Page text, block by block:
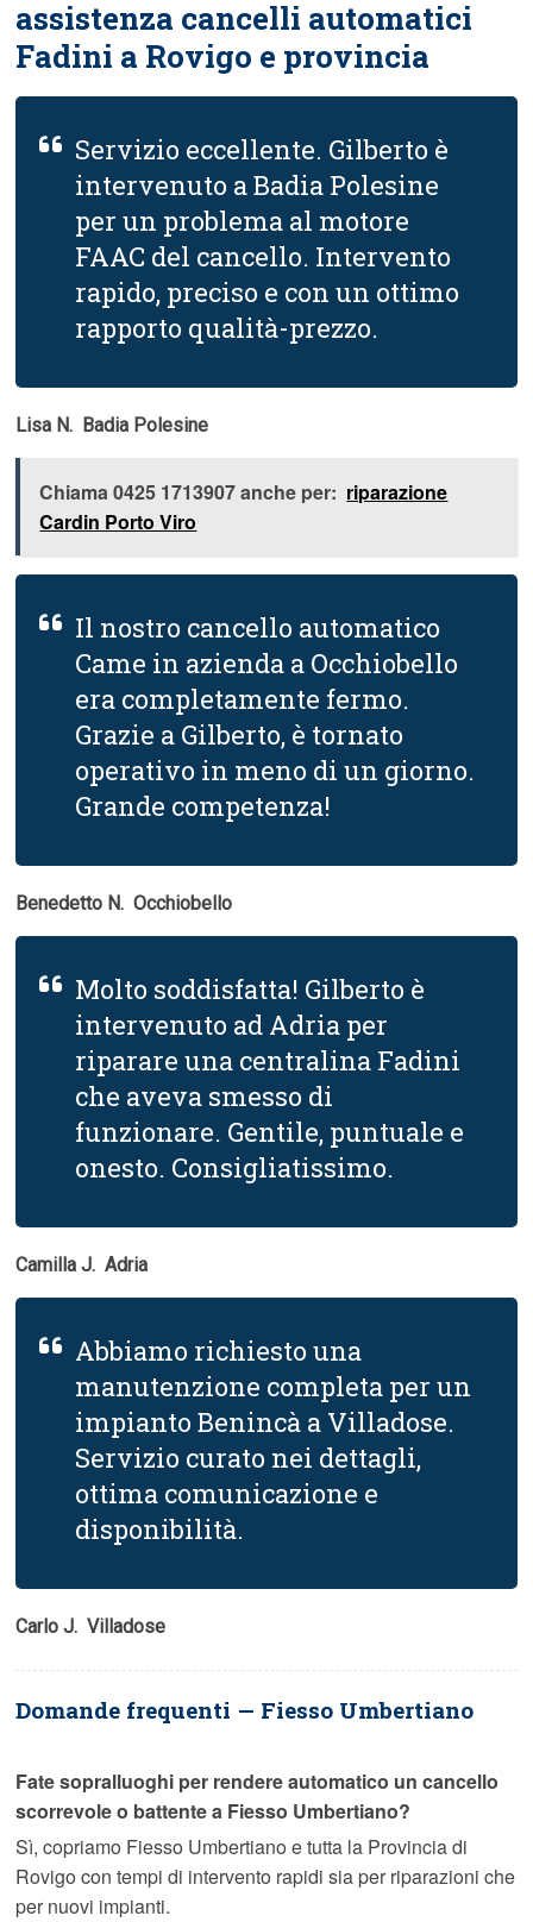
assistenza cancelli automatici
Fadini a Rovigo e provincia
Servizio eccellente. Gilberto è
intervenuto a Badia Polesine
per un problema al motore
FAAC del cancello. Intervento
rapido, preciso e con un ottimo
rapporto qualità-prezzo.
Lisa N.  Badia Polesine
Chiama 0425 1713907 anche per: riparazione
Cardin Porto Viro
Il nostro cancello automatico
Came in azienda a Occhiobello
era completamente fermo.
Grazie a Gilberto, è tornato
operativo in meno di un giorno.
Grande competenza!
Benedetto N.  Occhiobello
Molto soddisfatta! Gilberto è
intervenuto ad Adria per
riparare una centralina Fadini
che aveva smesso di
funzionare. Gentile, puntuale e
onesto. Consigliatissimo.
Camilla J.  Adria
Abbiamo richiesto una
manutenzione completa per un
impianto Benincà a Villadose.
Servizio curato nei dettagli,
ottima comunicazione e
disponibilità.
Carlo J.  Villadose
Domande frequenti — Fiesso Umbertiano
Fate sopralluoghi per rendere automatico un cancello
scorrevole o battente a Fiesso Umbertiano?
Sì, copriamo Fiesso Umbertiano e tutta la Provincia di
Rovigo con tempi di intervento rapidi sia per riparazioni che
per nuovi impianti.